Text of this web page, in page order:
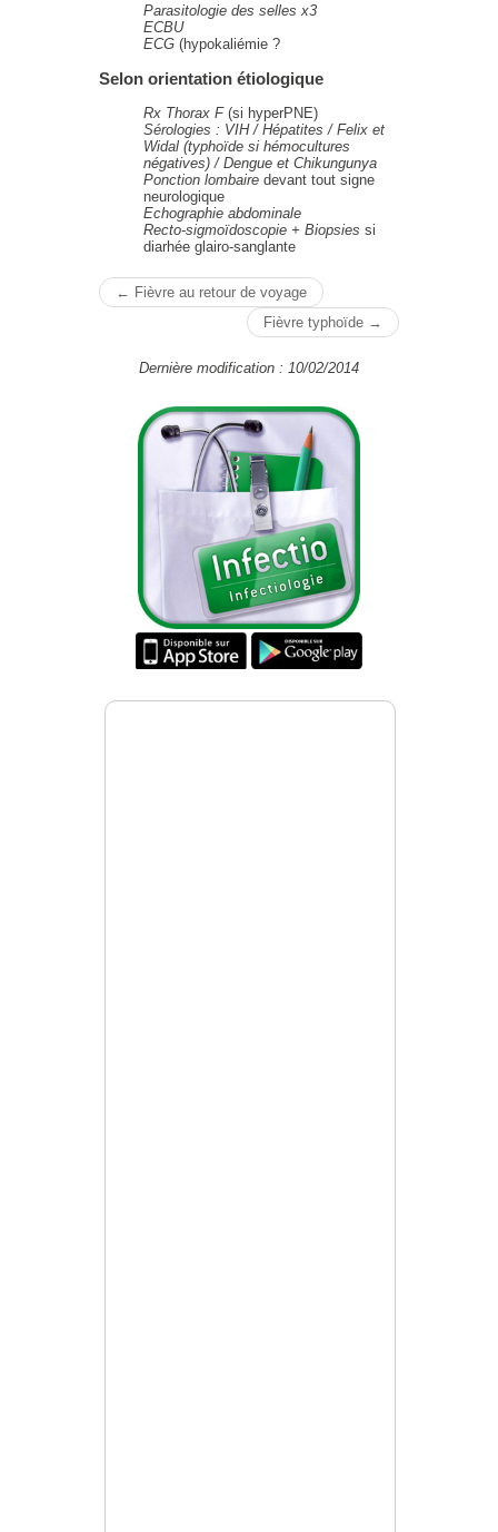
Parasitologie des selles x3
ECBU
ECG (hypokaliémie ?
Selon orientation étiologique
Rx Thorax F(si hyperPNE)
Sérologies : VIH / Hépatites / Felix et
Widal (typhoïde si hémocultures
négatives) / Dengue et Chikungunya
Ponction lombaire devant tout signe
neurologique
Echographie abdominale
Recto-sigmoïdoscopie + Biopsies si
diarhée glairo-sanglante
← Fièvre au retour de voyage
Fièvre typhoïde →
Dernière modification : 10/02/2014